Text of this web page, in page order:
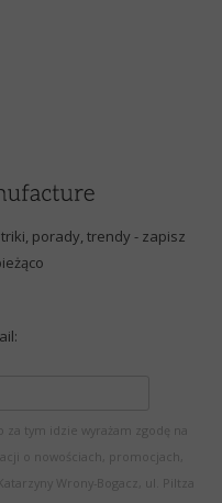
porady, trendy - zapisz
za tym idzie wyrażam zgodę na
o nowościach, promocjach,
Wrony-Bogacz, ul. Piltza